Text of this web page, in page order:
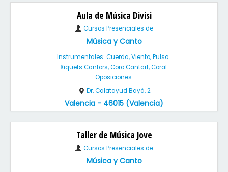
Aula de Música Divisi
Cursos Presenciales de
Música y Canto
Instrumentales: Cuerda, Viento, Pulso...
Xiquets Cantors, Coro Cantart, Coral.
Oposiciones.
Dr. Calatayud Bayá, 2
Valencia - 46015 (Valencia)
Taller de Música Jove
Cursos Presenciales de
Música y Canto